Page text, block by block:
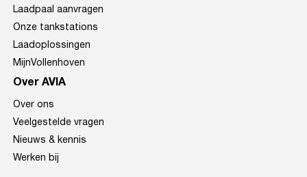
Laadpaal aanvragen
Onze tankstations
Laadoplossingen
MijnVollenhoven
Over AVIA
Over ons
Veelgestelde vragen
Nieuws & kennis
Werken bij